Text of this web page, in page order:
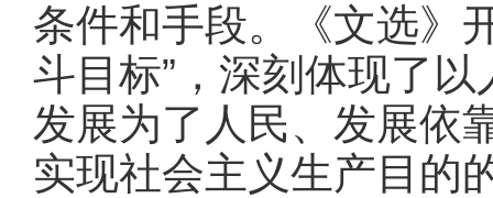
条件和手段。《文选》
斗目标”，深刻体现了
发展为了人民、发展依
实现社会主义生产目的